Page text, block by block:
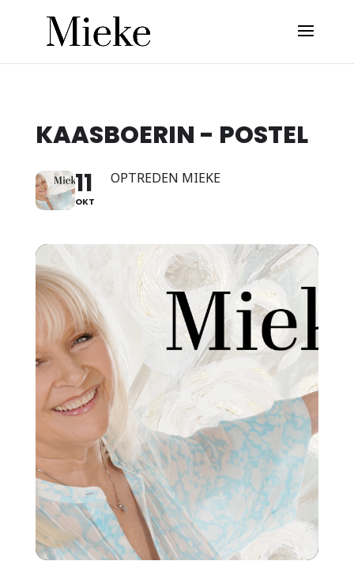
KAASBOERIN - POSTEL
11
OKT
OPTREDEN MIEKE